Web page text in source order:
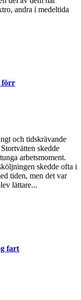
andra i medeltida
förr
och tidskrävande
skedde
arbetsmoment.
skedde ofta i
tiden, men det var
lättare...
fart